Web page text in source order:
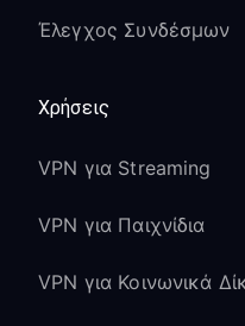
Roku
Συμβατό με
απρόσκοπτα με
Διατηρείται η
του
Συμπαγής
Έλεγχος Συνδέσμων
Χρήσεις
VPN για Streaming
VPN για Παιχνίδια
VPN για Κοινωνικά